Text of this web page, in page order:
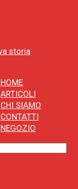
HOME
ARTICOLI
CHI SIAMO
CONTATTI
NEGOZIO